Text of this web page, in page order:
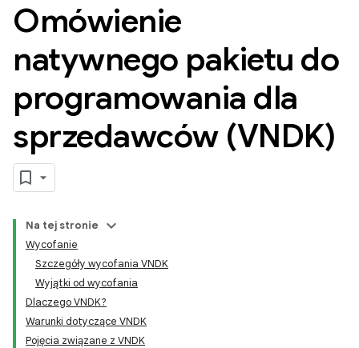
Omówienie
natywnego pakietu do
programowania dla
sprzedawców (VNDK)
Na tej stronie
Wycofanie
Szczegóły wycofania VNDK
Wyjątki od wycofania
Dlaczego VNDK?
Warunki dotyczące VNDK
Pojęcia związane z VNDK